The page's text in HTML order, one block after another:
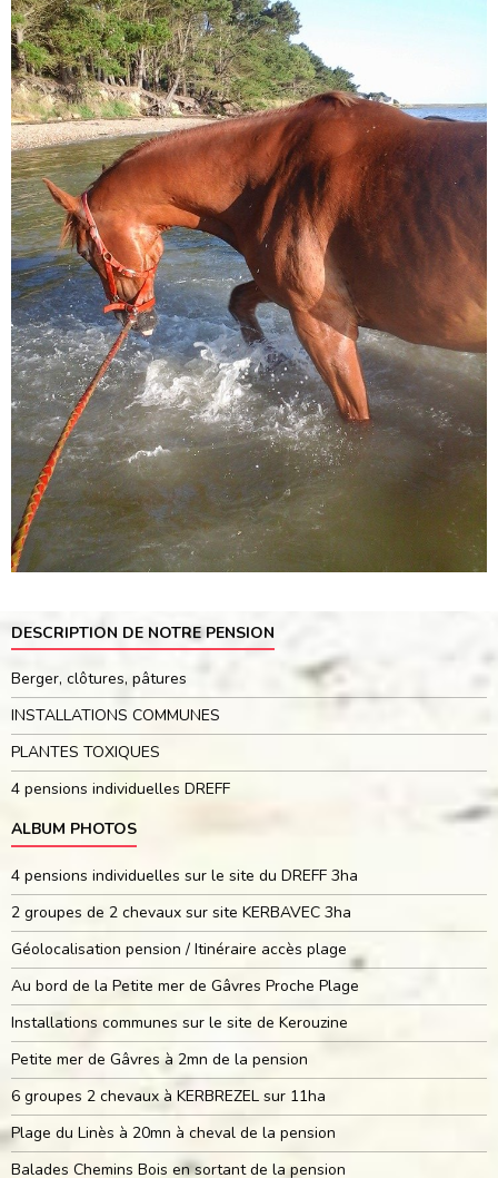
DESCRIPTION DE NOTRE PENSION
Berger, clôtures, pâtures
INSTALLATIONS COMMUNES
PLANTES TOXIQUES
4 pensions individuelles DREFF
ALBUM PHOTOS
4 pensions individuelles sur le site du DREFF 3ha
2 groupes de 2 chevaux sur site KERBAVEC 3ha
Géolocalisation pension / Itinéraire accès plage
Au bord de la Petite mer de Gâvres Proche Plage
Installations communes sur le site de Kerouzine
Petite mer de Gâvres à 2mn de la pension
6 groupes 2 chevaux à KERBREZEL sur 11ha
Plage du Linès à 20mn à cheval de la pension
Balades Chemins Bois en sortant de la pension